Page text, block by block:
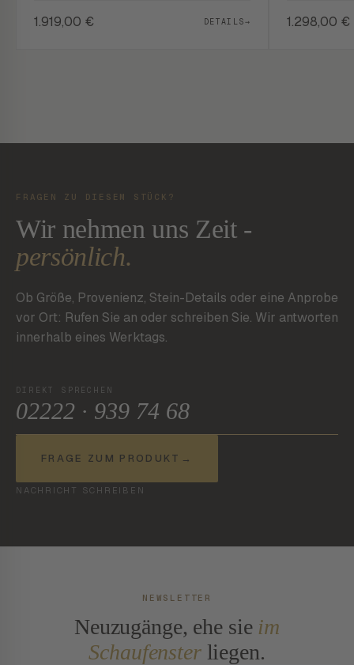
1.919,00 € DETAILS→ 1.298,00 €
FRAGEN ZU DIESEM STÜCK?
Wir nehmen uns Zeit -
persönlich.
Ob Größe, Provenienz, Stein-Details oder eine Anprobe
vor Ort: Rufen Sie an oder schreiben Sie. Wir antworten
innerhalb eines Werktags.
DIREKT SPRECHEN
02222 · 939 74 68
FRAGE ZUM PRODUKT →
NACHRICHT SCHREIBEN
NEWSLETTER
Neuzugänge, ehe sie im
Schaufensterliegen.